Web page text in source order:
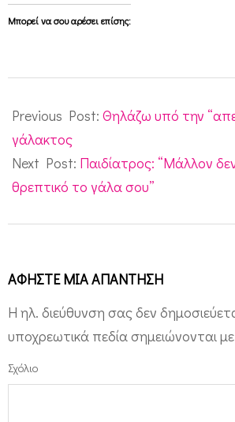
Μπορεί να σου αρέσει επίσης:
10-
02
Previous Post: Θηλάζω υπό την
γάλακτος
Next Post: Παιδίατρος: “Μάλλον
θρεπτικό το γάλα σου”
ΑΦΉΣΤΕ ΜΙΑ ΑΠΆΝΤΗΣΗ
Η ηλ. διεύθυνση σας δεν
υποχρεωτικά πεδία σημειώνονται με
Σχόλιο